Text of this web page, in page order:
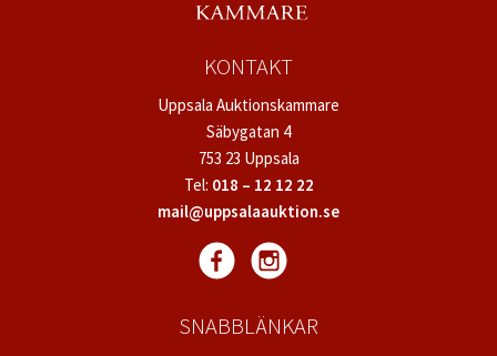
KONTAKT
Uppsala Auktionskammare
Säbygatan 4
753 23 Uppsala
Tel: 018 – 12 12 22
mail@uppsalaauktion.se
SNABBLÄNKAR